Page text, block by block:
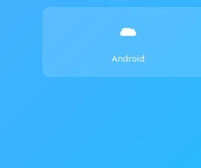
Android